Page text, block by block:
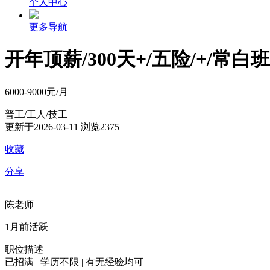
个人中心
更多导航
开年顶薪/300天+/五险/+/常白
6000-9000元/月
普工/工人/技工
更新于2026-03-11 浏览2375
收藏
分享
陈老师
1月前活跃
职位描述
已招满 | 学历不限 | 有无经验均可